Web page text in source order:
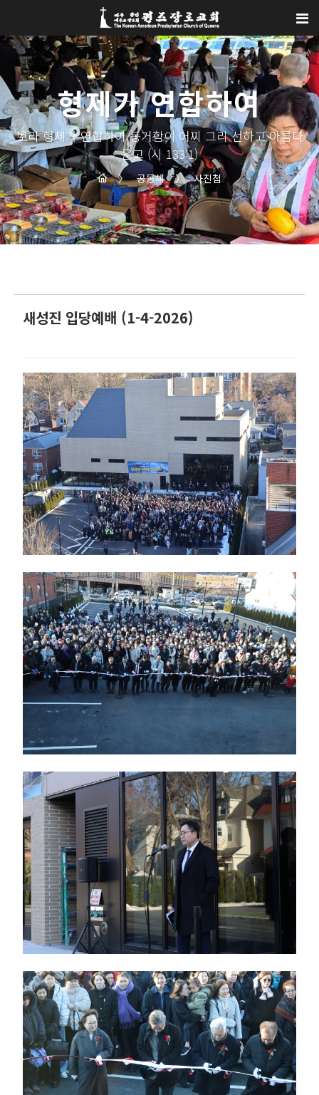
형제가 연합하여
보라 형제가 연합하여 동거함이 어찌 그리 선하고 아름다
운고 (시 133:1)
〉 공동체 〉 사진첩
새성진 입당예배 (1-4-2026)